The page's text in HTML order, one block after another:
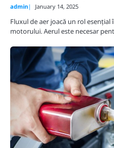
admin January 14, 2025
Fluxul de aer joacă un rol
motorului. Aerul este necesar